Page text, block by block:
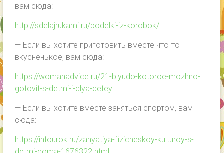
вам сюда:
http://sdelajrukami.ru/podelki-iz-korobok/
— Если вы хотите приготовить вместе что-то
вкусненькое, вам сюда:
https://womanadvice.ru/21-blyudo-kotoroe-mozhno-
gotovit-s-detmi-i-dlya-detey
— Если вы хотите вместе заняться спортом, вам
сюда:
https://infourok.ru/zanyatiya-fizicheskoy-kulturoy-s-